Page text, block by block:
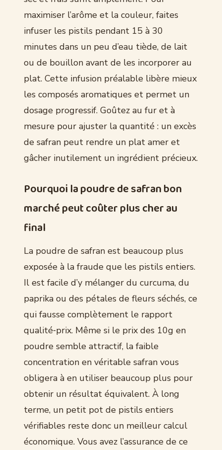
maximiser l’arôme et la couleur, faites
infuser les pistils pendant 15 à 30
minutes dans un peu d’eau tiède, de lait
ou de bouillon avant de les incorporer au
plat. Cette infusion préalable libère mieux
les composés aromatiques et permet un
dosage progressif. Goûtez au fur et à
mesure pour ajuster la quantité : un excès
de safran peut rendre un plat amer et
gâcher inutilement un ingrédient précieux.
Pourquoi la poudre de safran bon
marché peut coûter plus cher au
final
La poudre de safran est beaucoup plus
exposée à la fraude que les pistils entiers.
Il est facile d’y mélanger du curcuma, du
paprika ou des pétales de fleurs séchés, ce
qui fausse complètement le rapport
qualité‑prix. Même si le prix des 10g en
poudre semble attractif, la faible
concentration en véritable safran vous
obligera à en utiliser beaucoup plus pour
obtenir un résultat équivalent. À long
terme, un petit pot de pistils entiers
vérifiables reste donc un meilleur calcul
économique. Vous avez l’assurance de ce